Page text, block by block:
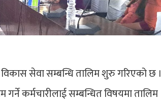
सेवा सम्बन्धि तालिम शुरु गरिएको छ ।
कर्मचारीलाई सम्बन्धित विषयमा तालिम